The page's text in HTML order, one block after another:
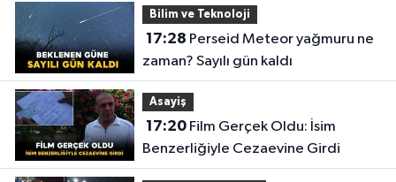
Bilim ve Teknoloji
17:28
zaman? Sayılı gün kaldı
Asayiş
17:20Film Gerçek Oldu: İsim
Benzerliğiyle Cezaevine Girdi